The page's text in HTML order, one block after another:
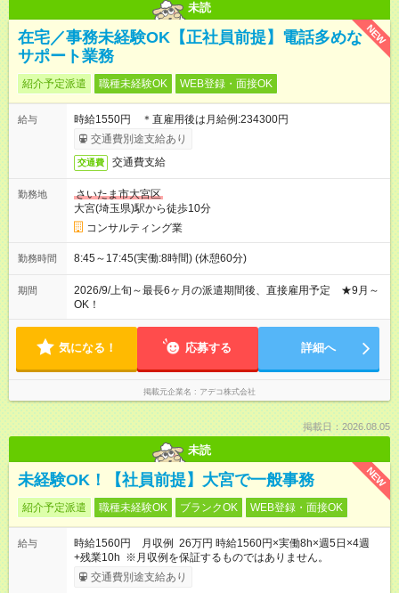
未読
NEW
在宅／事務未経験OK【正社員前提】電話多めな
サポート業務
紹介予定派遣 職種未経験OK WEB登録・面接OK
給与
時給1550円 ＊直雇用後は月給例:234300円
交通費別途支給あり
交通費 交通費支給
勤務地
さいたま市大宮区
大宮(埼玉県)駅から徒歩10分
コンサルティング業
勤務時間 8:45～17:45(実働:8時間) (休憩60分)
期間
2026/9/上旬～最長6ヶ月の派遣期間後、直接雇用予定 ★9月～
OK！
気になる！ 応募する 詳細へ
掲載元企業名 アデコ株式会社
掲載日：2026.08.05
未読
NEW
未経験OK！【社員前提】大宮で一般事務
紹介予定派遣 職種未経験OK ブランクOK WEB登録・面接OK
給与
時給1560円 月収例 26万円 時給1560円×実働8h×週5日×4週
+残業10h ※月収例を保証するものではありません。
交通費別途支給あり